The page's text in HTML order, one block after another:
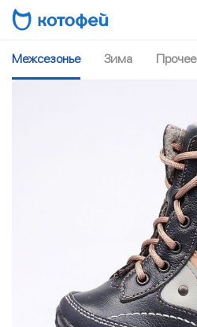
Межсезонье Зима Прочее